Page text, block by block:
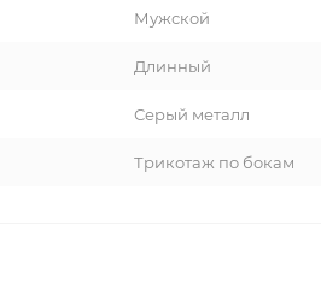
Мужской
Длинный
Серый металл
Трикотаж по бокам